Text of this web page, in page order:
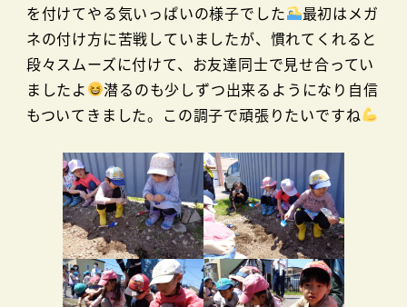
を付けてやる気いっぱいの様子でした
最初はメガ
ネの付け方に苦戦していましたが、慣れてくれると
段々スムーズに付けて、お友達同士で見せ合ってい
ましたよ
潜るのも少しずつ出来るようになり自信
もついてきました。この調子で頑張りたいですね